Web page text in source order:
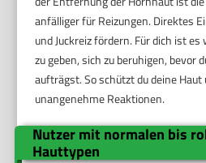
anfälliger für Reizungen. Direktes
und Juckreiz fördern. Für dich ist
zu geben, sich zu beruhigen, bevor
aufträgst. So schützt du deine
unangenehme Reaktionen.
Nutzer mit normalen bis
Hauttypen